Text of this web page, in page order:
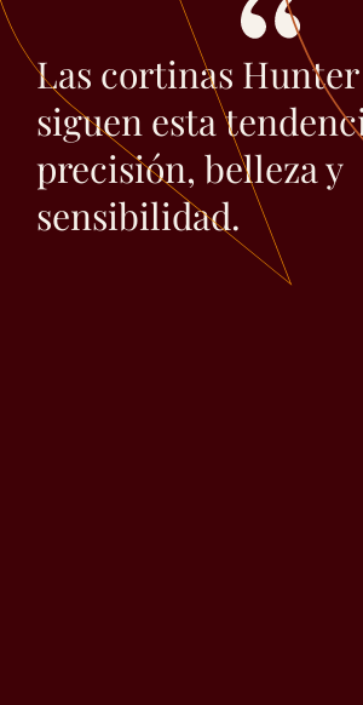
Las cortinas
siguen esta
precisión, belleza y
sensibilidad.